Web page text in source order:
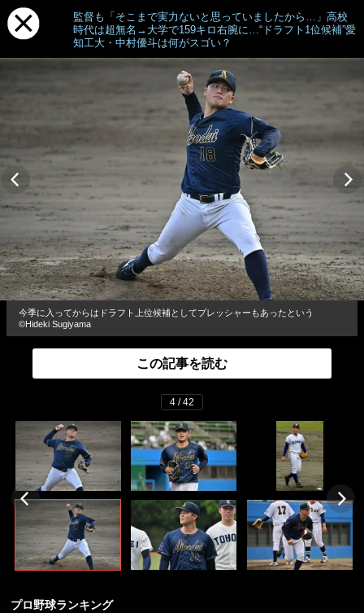
監督も「そこまで実力ないと思っていましたから…」高校
時代は超無名→大学で159キロ右腕に…“ドラフト1位候補”愛
知工大・中村優斗は何がスゴい？
今季に入ってからはドラフト上位候補としてプレッシャーもあったという
©︎Hideki Sugiyama
この記事を読む
4 / 42
プロ野球ランキング